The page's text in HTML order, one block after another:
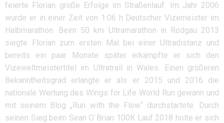
feierte Florian große Erfolge im Straßenlauf. Im Jahr 2006
wurde er in einer Zeit von 1:06 h Deutscher Vizemeister im
Halbmarathon. Beim 50 km Ultramarathon in Rodgau 2013
siegte Florian zum ersten Mal bei einer Ultradistanz und
bereits ein paar Monate später erkämpfte er sich den
Vizeweltmeistertitel im Ultratrail in Wales. Einen größeren
Bekanntheitsgrad erlangte er als er 2015 und 2016 die
nationale Wertung des Wings for Life World Run gewann und
mit seinem Blog „Run with the Flow“ durchstartete. Durch
seinen Sieg beim Sean O`Brian 100K Lauf 2018 holte er sich